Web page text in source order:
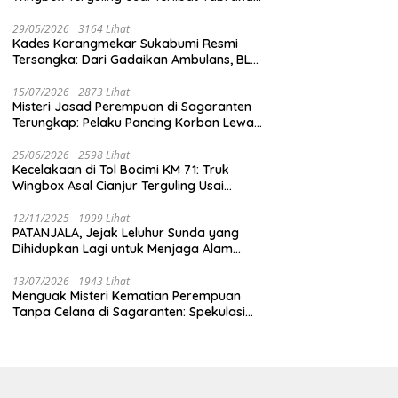
29/05/2026 3164 Lihat
Kades Karangmekar Sukabumi Resmi
Tersangka: Dari Gadaikan Ambulans, BLT
15/07/2026 2873 Lihat
Misteri Jasad Perempuan di Sagaranten
Terungkap: Pelaku Pancing Korban Lewat
25/06/2026 2598 Lihat
Kecelakaan di Tol Bocimi KM 71: Truk
Wingbox Asal Cianjur Terguling Usai
RS Sekarwangi
12/11/2025 1999 Lihat
PATANJALA, Jejak Leluhur Sunda yang
Dihidupkan Lagi untuk Menjaga Alam
13/07/2026 1943 Lihat
Menguak Misteri Kematian Perempuan
Tanpa Celana di Sagaranten: Spekulasi